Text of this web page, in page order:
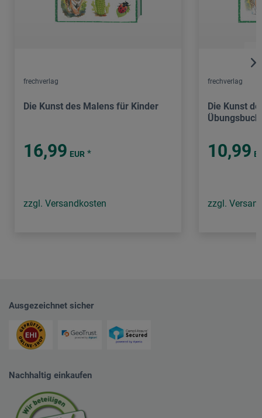
frechverlag
Die Kunst des Malens für Kinder
16,99 EUR *
zzgl. Versandkosten
frechverlag
Die Kunst
Übungsbuch
10,99
zzgl.
Ausgezeichnet sicher
Nachhaltig einkaufen